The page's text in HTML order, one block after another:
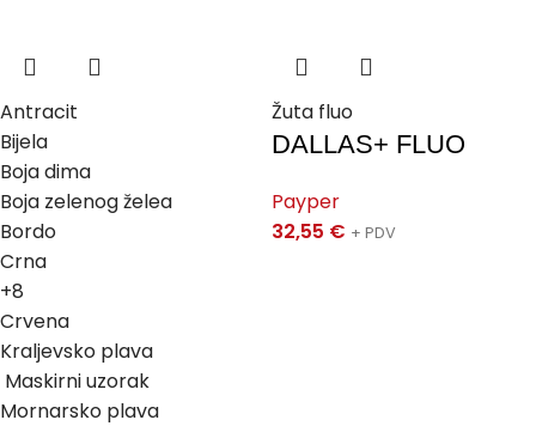
Antracit
Bijela
Boja dima
Boja zelenog želea
Bordo
Crna
+8
Crvena
Kraljevsko plava
Maskirni uzorak
Mornarsko plava
Žuta fluo
DALLAS+ FLUO
Payper
32,55 € + PDV